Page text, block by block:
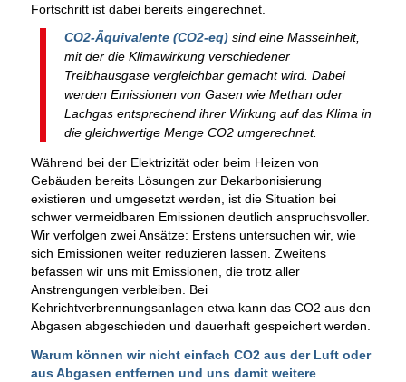
Fortschritt ist dabei bereits eingerechnet.
CO2-Äquivalente (CO2-eq)sind eine Masseinheit,
mit der die Klimawirkung verschiedener
Treibhausgase vergleichbar gemacht wird. Dabei
werden Emissionen von Gasen wie Methan oder
Lachgas entsprechend ihrer Wirkung auf das Klima in
die gleichwertige Menge CO2 umgerechnet.
Während bei der Elektrizität oder beim Heizen von
Gebäuden bereits Lösungen zur Dekarbonisierung
existieren und umgesetzt werden, ist die Situation bei
schwer vermeidbaren Emissionen deutlich anspruchsvoller.
Wir verfolgen zwei Ansätze: Erstens untersuchen wir, wie
sich Emissionen weiter reduzieren lassen. Zweitens
befassen wir uns mit Emissionen, die trotz aller
Anstrengungen verbleiben. Bei
Kehrichtverbrennungsanlagen etwa kann das CO2 aus den
Abgasen abgeschieden und dauerhaft gespeichert werden.
Warum können wir nicht einfach CO2 aus der Luft oder
aus Abgasen entfernen und uns damit weitere